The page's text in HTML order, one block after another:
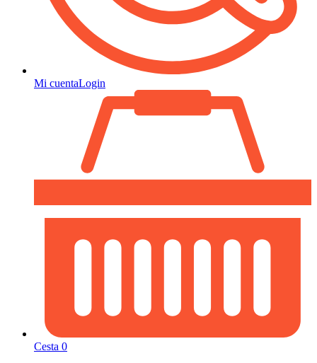
Mi cuentaLogin
Cesta 0